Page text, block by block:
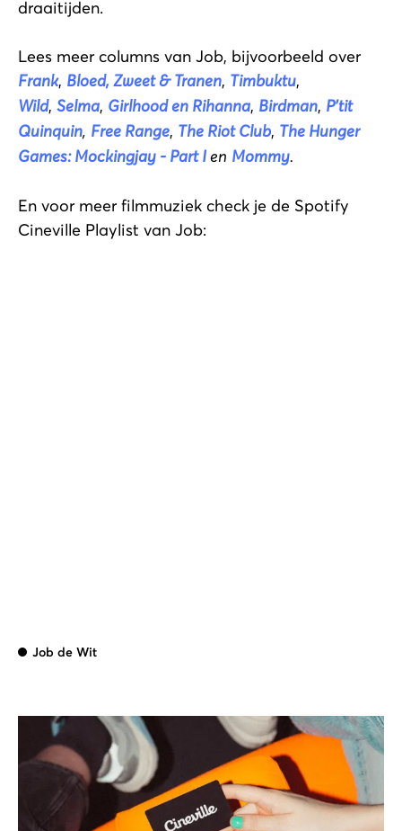
draaitijden.
Lees meer columns van Job, bijvoorbeeld over
Frank, Bloed, Zweet & Tranen, Timbuktu,
Wild, Selma, Girlhood en Rihanna, Birdman, P’tit
Quinquin, Free Range, The Riot Club, The Hunger
Games: Mockingjay - Part Ien Mommy.
En voor meer filmmuziek check je de Spotify
Cineville Playlist van Job:
Job de Wit